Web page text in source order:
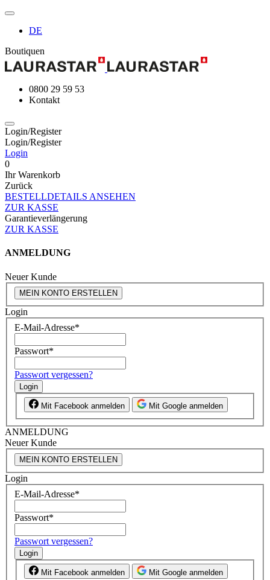
DE
Boutiquen
0800 29 59 53
Kontakt
Login/Register
Login/Register
Login
0
Ihr Warenkorb
Zurück
BESTELLDETAILS ANSEHEN
ZUR KASSE
Garantieverlängerung
ZUR KASSE
ANMELDUNG
Neuer Kunde
MEIN KONTO ERSTELLEN
Login
E-Mail-Adresse*
Passwort*
Passwort vergessen?
Login
Mit Facebook anmelden Mit Google anmelden
ANMELDUNG
Neuer Kunde
MEIN KONTO ERSTELLEN
Login
E-Mail-Adresse*
Passwort*
Passwort vergessen?
Login
Mit Facebook anmelden Mit Google anmelden